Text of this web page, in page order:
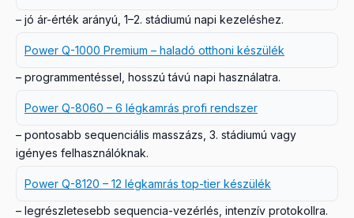
– jó ár-érték arányú, 1–2. stádiumú napi kezeléshez.
Power Q-1000 Premium – haladó otthoni készülék
– programmentéssel, hosszú távú napi használatra.
Power Q-8060 – 6 légkamrás profi rendszer
– pontosabb sequenciális masszázs, 3. stádiumú vagy
igényes felhasználóknak.
Power Q-8120 – 12 légkamrás top-tier készülék
– legrészletesebb sequencia-vezérlés, intenzív protokollra.